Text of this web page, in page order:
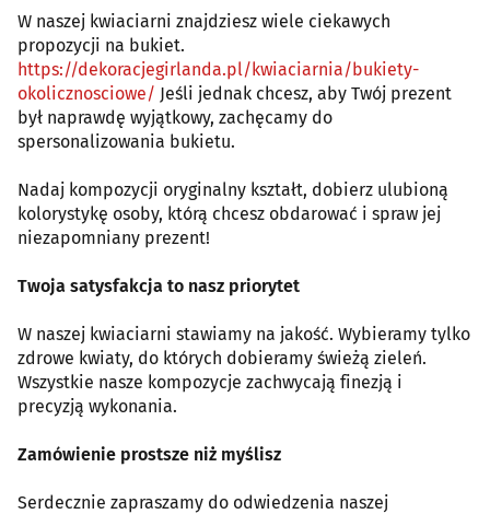
W naszej kwiaciarni znajdziesz wiele ciekawych
propozycji na bukiet.
https://dekoracjegirlanda.pl/kwiaciarnia/bukiety-
okolicznosciowe/ Jeśli jednak chcesz, aby Twój prezent
był naprawdę wyjątkowy, zachęcamy do
spersonalizowania bukietu.
Nadaj kompozycji oryginalny kształt, dobierz ulubioną
kolorystykę osoby, którą chcesz obdarować i spraw jej
niezapomniany prezent!
Twoja satysfakcja to nasz priorytet
W naszej kwiaciarni stawiamy na jakość. Wybieramy tylko
zdrowe kwiaty, do których dobieramy świeżą zieleń.
Wszystkie nasze kompozycje zachwycają finezją i
precyzją wykonania.
Zamówienie prostsze niż myślisz
Serdecznie zapraszamy do odwiedzenia naszej